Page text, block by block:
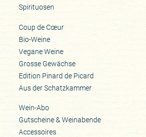
Spirituosen
Coup de Cœur
Bio-Weine
Vegane Weine
Grosse Gewächse
Edition Pinard de Picard
Aus der Schatzkammer
Wein-Abo
Gutscheine & Weinabende
Accessoires